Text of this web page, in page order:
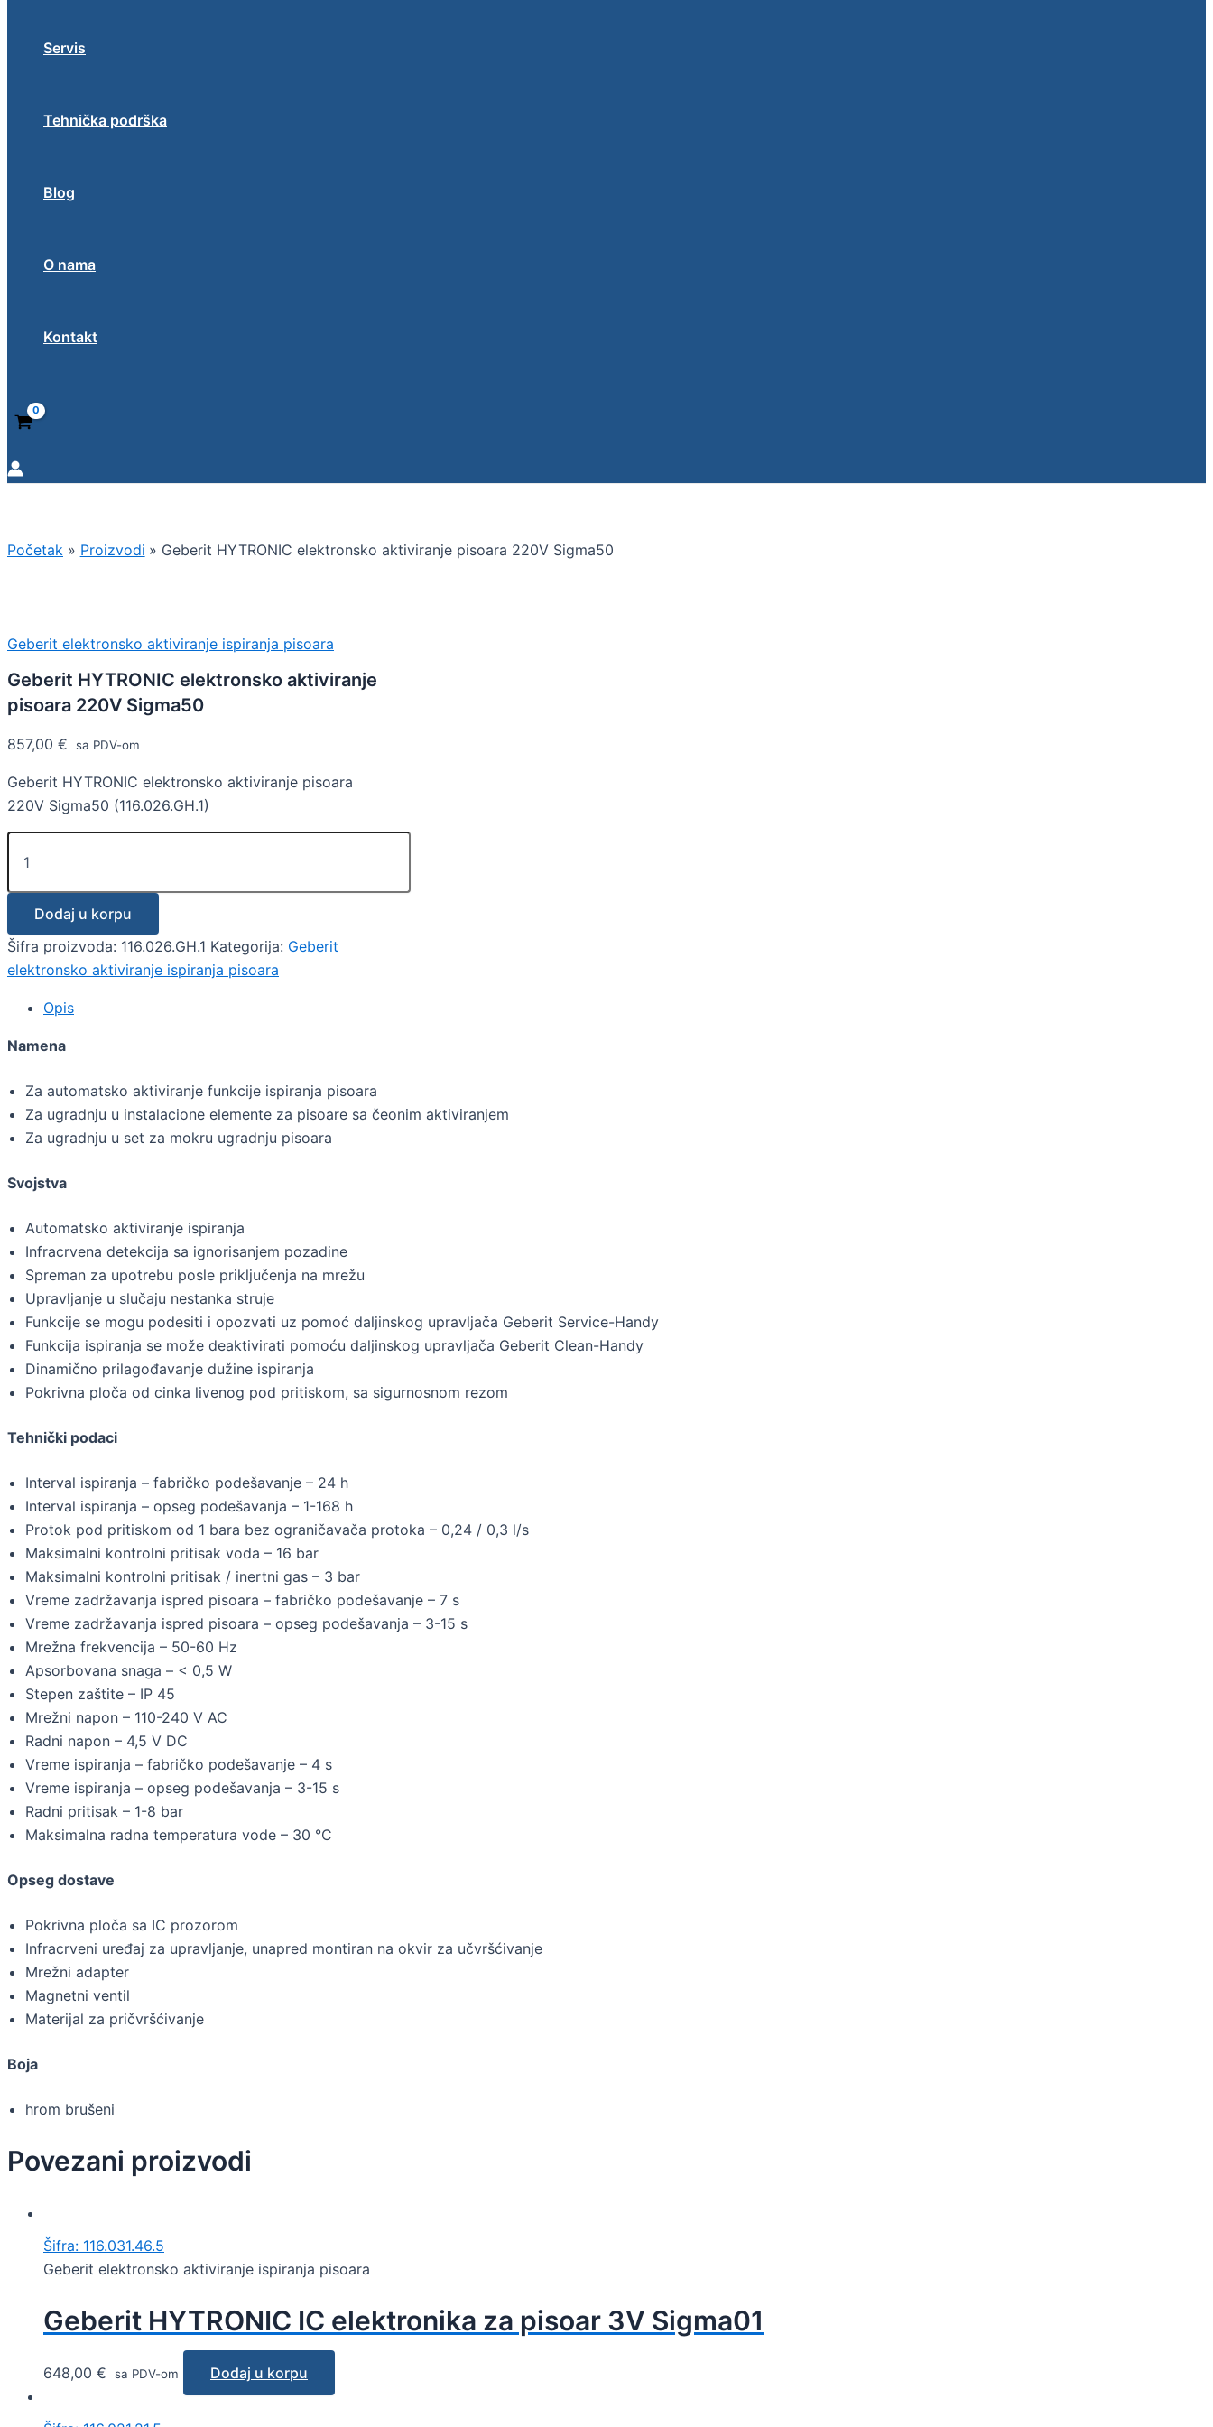
Servis
Tehnička podrška
Blog
O nama
Kontakt
Početak Proizvodi Geberit HYTRONIC elektronsko aktiviranje pisoara 220V Sigma50
Geberit elektronsko aktiviranje ispiranja pisoara
Geberit HYTRONIC elektronsko aktiviranje
pisoara 220V Sigma50
857,00 € sa PDV-om
Geberit HYTRONIC elektronsko aktiviranje pisoara
220V Sigma50 (116.026.GH.1)
Dodaj u korpu
Šifra proizvoda: 116.026.GH.1 Kategorija: Geberit
elektronsko aktiviranje ispiranja pisoara
Opis
Namena
Za automatsko aktiviranje funkcije ispiranja pisoara
Za ugradnju u instalacione elemente za pisoare sa čeonim aktiviranjem
Za ugradnju u set za mokru ugradnju pisoara
Svojstva
Automatsko aktiviranje ispiranja
Infracrvena detekcija sa ignorisanjem pozadine
Spreman za upotrebu posle priključenja na mrežu
Upravljanje u slučaju nestanka struje
Funkcije se mogu podesiti i opozvati uz pomoć daljinskog upravljača Geberit Service-Handy
Funkcija ispiranja se može deaktivirati pomoću daljinskog upravljača Geberit Clean-Handy
Dinamično prilagođavanje dužine ispiranja
Pokrivna ploča od cinka livenog pod pritiskom, sa sigurnosnom rezom
Tehnički podaci
Interval ispiranja – fabričko podešavanje – 24 h
Interval ispiranja – opseg podešavanja – 1-168 h
Protok pod pritiskom od 1 bara bez ograničavača protoka – 0,24 / 0,3 l/s
Maksimalni kontrolni pritisak voda – 16 bar
Maksimalni kontrolni pritisak / inertni gas – 3 bar
Vreme zadržavanja ispred pisoara – fabričko podešavanje – 7 s
Vreme zadržavanja ispred pisoara – opseg podešavanja – 3-15 s
Mrežna frekvencija – 50-60 Hz
Apsorbovana snaga – < 0,5 W
Stepen zaštite – IP 45
Mrežni napon – 110-240 V AC
Radni napon – 4,5 V DC
Vreme ispiranja – fabričko podešavanje – 4 s
Vreme ispiranja – opseg podešavanja – 3-15 s
Radni pritisak – 1-8 bar
Maksimalna radna temperatura vode – 30 °C
Opseg dostave
Pokrivna ploča sa IC prozorom
Infracrveni uređaj za upravljanje, unapred montiran na okvir za učvršćivanje
Mrežni adapter
Magnetni ventil
Materijal za pričvršćivanje
Boja
hrom brušeni
Povezani proizvodi
Šifra: 116.031.46.5
Geberit elektronsko aktiviranje ispiranja pisoara
Geberit HYTRONIC IC elektronika za pisoar 3V Sigma01
648,00 € sa PDV-om Dodaj u korpu